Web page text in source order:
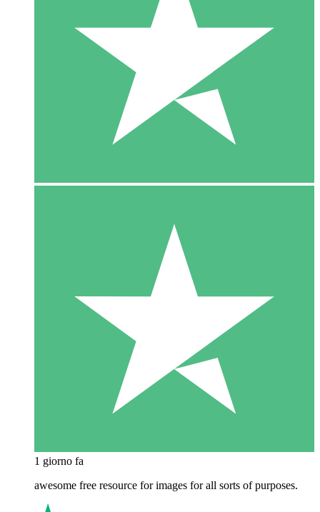
1 giorno fa
awesome free resource for images for all sorts of purposes.